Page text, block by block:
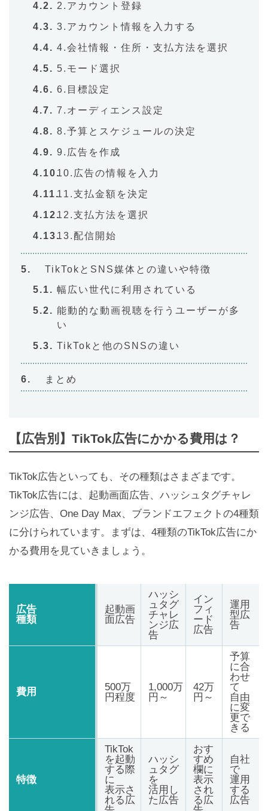
2.アカウント登録
3.アカウント情報を入力する
4.会社情報・住所・支払方法を選択
5.モード選択
6.目標設定
7.オーディエンス設定
8.予算とスケジュールの決定
9.広告を作成
10.広告の情報を入力
11.支払金額を決定
12.支払方法を選択
13.配信開始
TikTokとSNS媒体との違いや特徴
幅広い世代に利用されている
能動的な動画視聴を行うユーザーが多
い
TikTokと他のSNSの違い
まとめ
【広告別】TikTok広告にかかる費用は？
TikTok広告といっても、その種類はさまざまです。
TikTok広告には、起動画面広告、ハッシュタグチャレ
ンジ広告、One Day Max、ブランドエフェクトの4種類
に分けられています。まずは、4種類のTikTok広告にか
かる費用を見ていきましょう。
広告
種類
起動画
面広告
ハッシ
ュタグ
チャレ
ンジ広
告
イン
フィ
ード
広告
運用
型広
告
費用
500万
円程度
1,000万
円～
42万
円～
予算
に合
わせ
て
自由
に変
更で
きる
特徴
TikTok
を起動
する際
に
表示さ
れる広
ハッシ
ュタグ
を
活用し
た広告
おす
すめ
欄に
表示
され
る広
自社
で
運用
する
広告